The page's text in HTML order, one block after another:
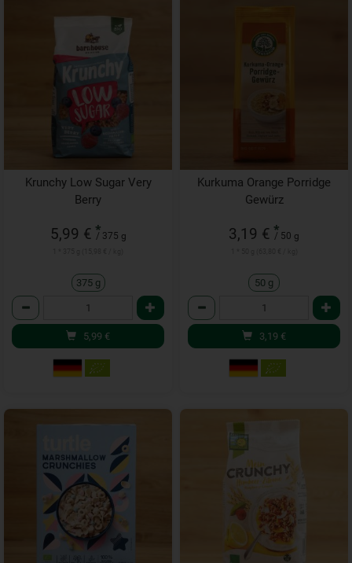
Krunchy Low Sugar Very
Berry
5,99 € *
/ 375 g
375 g
Anzahl
5,99 €
Kurkuma Orange Porridge
Gewürz
3,19 € *
/ 50 g
50 g
Anzahl
3,19 €